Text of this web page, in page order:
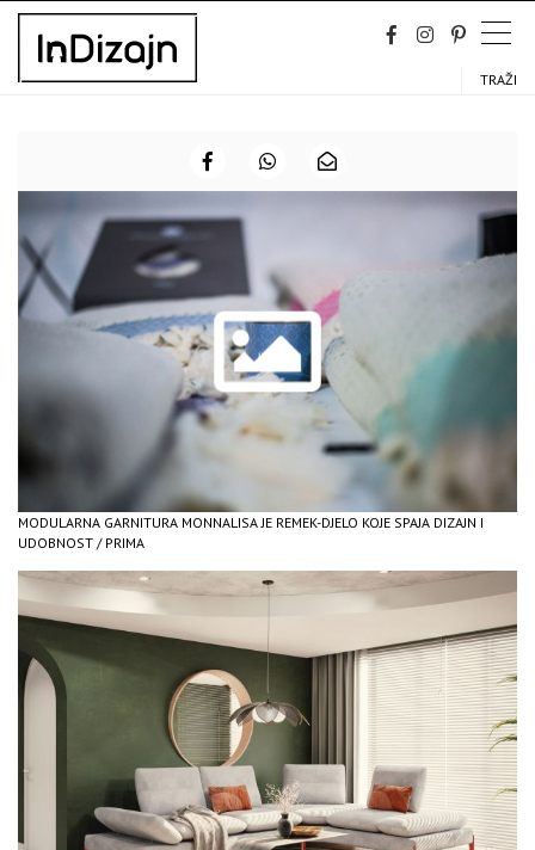
Skip
content
TRAŽI
MODULARNA GARNITURA MONNALISA JE REMEK-DJELO KOJE SPAJA DIZAJN I
UDOBNOST / PRIMA